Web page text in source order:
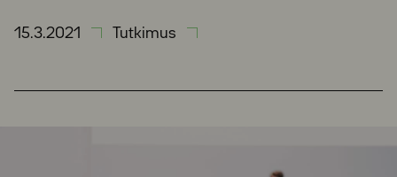
15.3.2021 Tutkimus